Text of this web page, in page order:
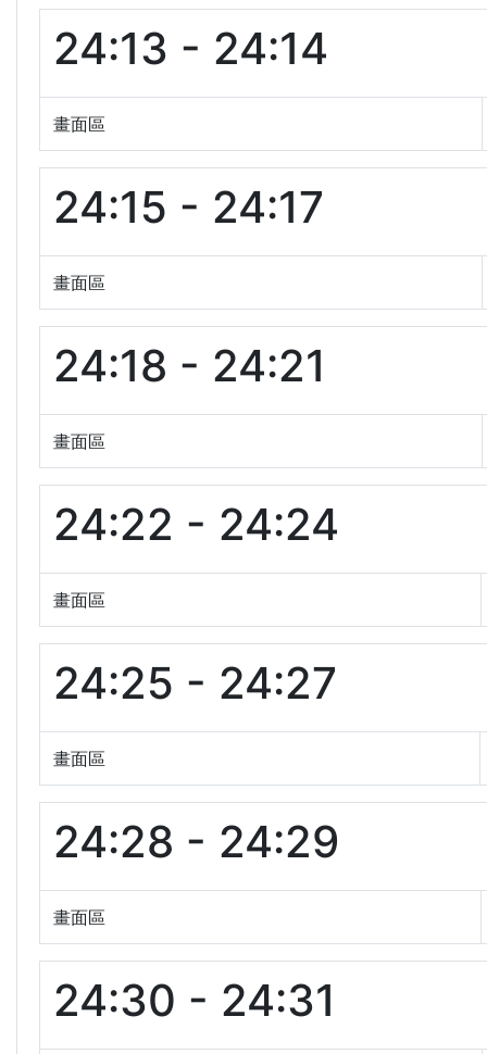
24:13 - 24:14
畫面區
24:15 - 24:17
畫面區
24:18 - 24:21
畫面區
24:22 - 24:24
畫面區
24:25 - 24:27
畫面區
24:28 - 24:29
畫面區
24:30 - 24:31